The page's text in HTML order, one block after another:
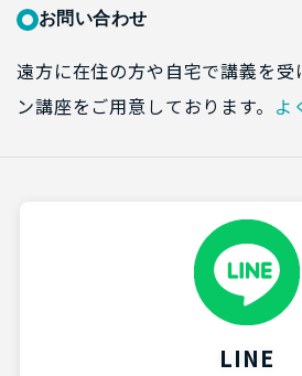
お問い合わせ
遠方に在住の方や自宅で講義を受
ン講座をご用意しております。 よ
LINE